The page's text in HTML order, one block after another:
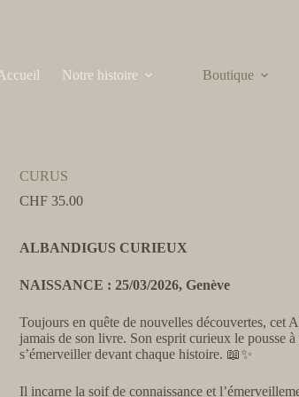
Notre histoire Boutique
CURUS
CHF35.00
ALBANDIGUS CURIEUX
NAISSANCE : 25/03/2026, Genève
Toujours en quête de nouvelles découvertes, cet
jamais de son livre. Son esprit curieux le pousse
s’émerveiller devant chaque histoire. 📖✨
Il incarne la soif de connaissance et